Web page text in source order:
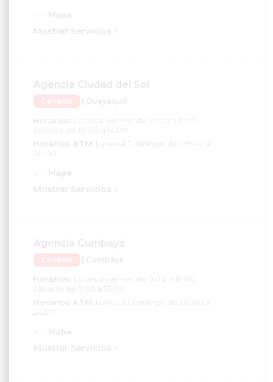
Mapa
Mostrar Servicios
Agencia Ciudad del Sol
Cerrado | Guayaquil
Horarios:
Lunes a viernes de 10:00 a 17:00,
sábado de 10:00 a 14:00
Horarios ATM: Lunes a Domingo de 08:00 a
Mapa
Mostrar Servicios
Agencia Cumbayá
Cerrado | Cumbaya
Horarios:
Lunes a viernes de 9:00 a 16:00,
sábado de 9:00 a 13:00
Horarios ATM: Lunes a Domingo de 00:00 a
Mapa
Mostrar Servicios